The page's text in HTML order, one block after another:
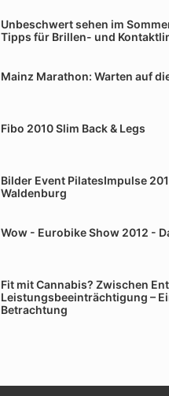
Unbeschwert sehen im
Tipps für Brillen- und
Mainz Marathon: Warten auf
Fibo 2010 Slim Back & Legs
Bilder Event PilatesImpulse
Waldenburg
Wow - Eurobike Show 2012 -
Fit mit Cannabis? Zwischen
Leistungsbeeinträchtigung –
Betrachtung